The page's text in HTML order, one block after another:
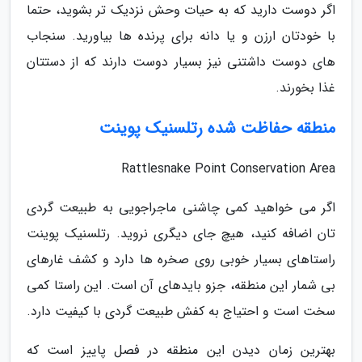
اگر دوست دارید که به حیات وحش نزدیک تر بشوید، حتما
با خودتان ارزن و یا دانه برای پرنده ها بیاورید. سنجاب
های دوست داشتنی نیز بسیار دوست دارند که از دستتان
غذا بخورند.
منطقه حفاظت شده رتلسنیک پوینت
Rattlesnake Point Conservation Area
اگر می خواهید کمی چاشنی ماجراجویی به طبیعت گردی
تان اضافه کنید، هیچ جای دیگری نروید. رتلسنیک پوینت
راستاهای بسیار خوبی روی صخره ها دارد و کشف غارهای
بی شمار این منطقه، جزو بایدهای آن است. این راستا کمی
سخت است و احتیاج به کفش طبیعت گردی با کیفیت دارد.
بهترین زمان دیدن این منطقه در فصل پاییز است که